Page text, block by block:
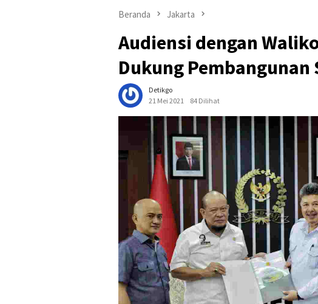
Beranda Jakarta
Audiensi dengan
Dukung
Detikgo
21 Mei 2021
84 Dilihat